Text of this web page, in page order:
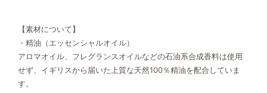
【素材について】
・精油（エッセンシャルオイル）
アロマオイル、フレグランスオイルなどの石油系合成香料は使用
せず、イギリスから届いた上質な天然100％精油を配合していま
す。